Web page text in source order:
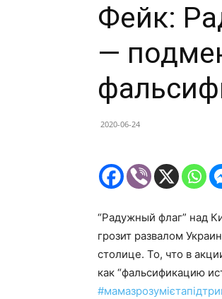
Фейк:
—
2020-06-24
“Радужный флаг” над
грозит развалом
столице. То, что в
как “фальсификацию